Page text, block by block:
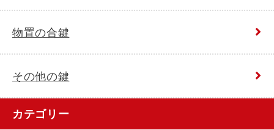
物置の合鍵
その他の鍵
カテゴリー